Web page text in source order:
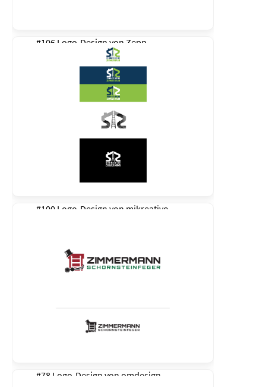
#106 Logo-Design von Zepp
#100 Logo-Design von mikreativo
#78 Logo-Design von omdesign